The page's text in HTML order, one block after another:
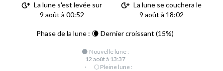
La lune s'est levée sur
9 août à 00:52
La lune se couchera le
9 août à 18:02
Phase de la lune : 🌘 Dernier croissant (15%)
🌑 Nouvelle lune :
12 août à 13:37
·
🌕 Pleine lune :